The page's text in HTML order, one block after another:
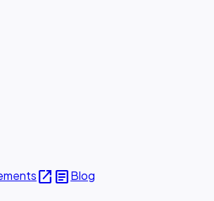
open_in_new articleBlog